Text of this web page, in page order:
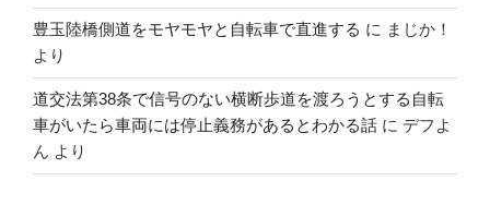
豊玉陸橋側道をモヤモヤと自転車で直進する に まじか！
より
道交法第38条で信号のない横断歩道を渡ろうとする自転
車がいたら車両には停止義務があるとわかる話 に デフよ
ん より